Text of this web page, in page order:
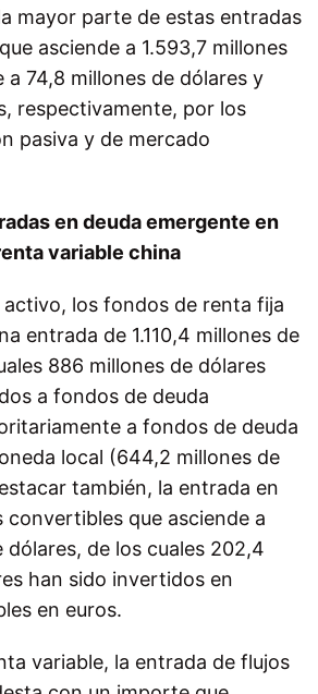
mayor parte de estas entradas
asciende a 1.593,7 millones
a 74,8 millones de dólares y
respectivamente, por los
pasiva y de mercado
en deuda emergente en
variable china
los fondos de renta fija
entrada de 1.110,4 millones de
886 millones de dólares
a fondos de deuda
a fondos de deuda
local (644,2 millones de
también, la entrada en
que asciende a
dólares, de los cuales 202,4
han sido invertidos en
en euros.
variable, la entrada de flujos